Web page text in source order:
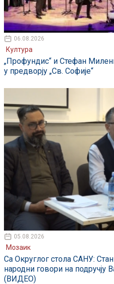
06.08.2026
Култура
„Профундис“ и Стефан
у предворју „Св. Софије“
05.08.2026
Мозаик
Са Округлог стола САНУ:
народни говори на подручју
(ВИДЕО)